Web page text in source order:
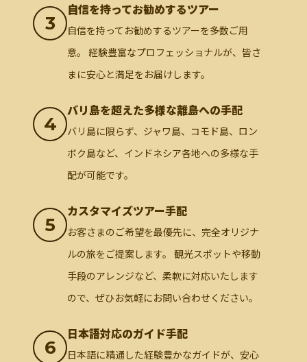
3
自信を持ってお勧めするツアー
自信を持ってお勧めするツアーを多数ご用
意。 経験豊富なプロフェッショナルが、皆さ
まに安心と満足をお届けします。
4
バリ島を超えた多様な離島への手配
バリ島に限らず、ジャワ島、コモド島、ロン
ボク島など、インドネシア各地への多様な手
配が可能です。
5
カスタマイズツアー手配
お客さまのご希望を最優先に、完全オリジナ
ルの旅をご提案します。 観光スポットや移動
手段のアレンジなど、柔軟に対応いたします
ので、ぜひお気軽にお問い合わせください。
6
日本語対応のガイド手配
日本語に精通した経験豊かなガイドが、安心